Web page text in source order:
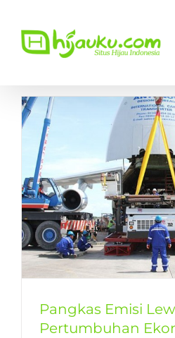
content
Pangkas Emisi
Pertumbuhan